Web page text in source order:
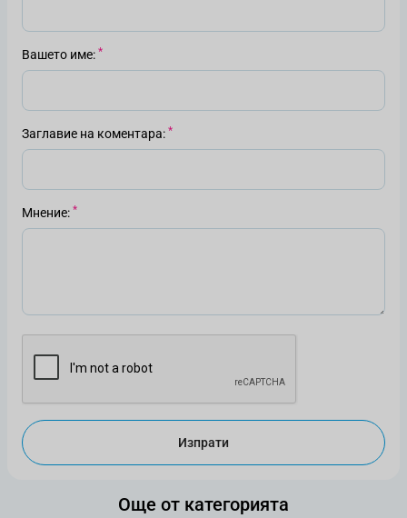
Вашето име
Заглавие на коментара
Мнение
Изпрати
Още от категорията